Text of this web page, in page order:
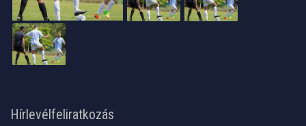
Hírlevélfeliratkozás